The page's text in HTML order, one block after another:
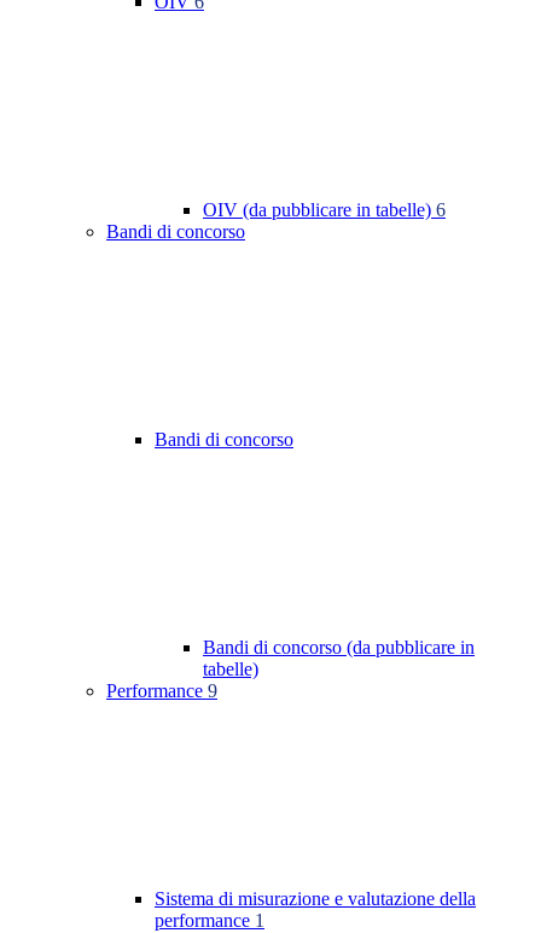
OIV (da pubblicare in tabelle) 6
Bandi di concorso
Bandi di concorso
Bandi di concorso (da pubblicare in
tabelle)
Performance 9
Sistema di misurazione e valutazione della
performance 1